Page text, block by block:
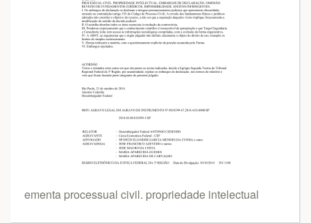
ementa processual civil. propriedade intelectual